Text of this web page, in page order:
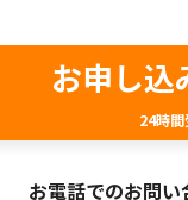
お申し込
24時間
お電話でのお問い